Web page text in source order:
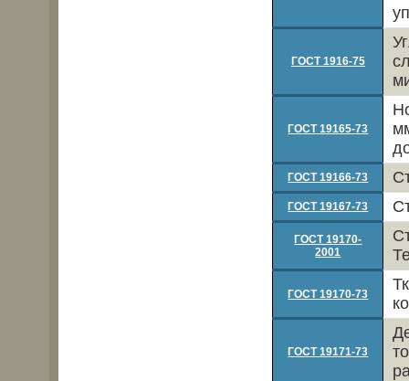
ГОСТ 1916-75
ГОСТ 19165-73
ГОСТ 19166-73
ГОСТ 19167-73
ГОСТ 19170-
2001
ГОСТ 19170-73
ГОСТ 19171-73